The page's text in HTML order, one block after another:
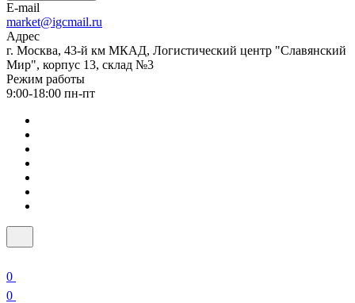
E-mail
market@igcmail.ru
Адрес
г. Москва, 43-й км МКАД, Логистический центр "Славянский
Мир", корпус 13, склад №3
Режим работы
9:00-18:00 пн-пт
0
0